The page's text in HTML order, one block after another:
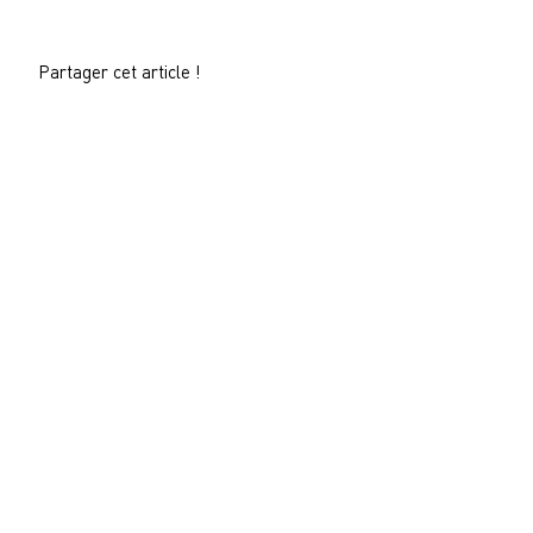
Partager cet article !